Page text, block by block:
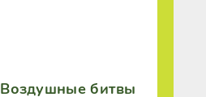
Воздушные битвы